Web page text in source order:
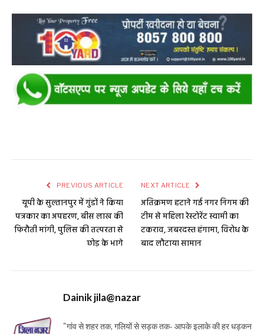
PREVIOUS ARTICLE
यूपी के सुल्तानपुर में गुंडों ने किया
पत्रकार का अपहरण, बीस लाख की
फिरौती मांगी, पुलिस की तत्परता से
छोड़ के भागे
NEXT ARTICLE
अतिक्रमण हटाने गई नगर निगम की
टीम से महिला रेस्टोरेंट स्वामी का
टकराव, जबरदस्त हंगामा, विरोध के
बाद लौटाया सामान
Dainik jila@nazar
"गांव से शहर तक, गलियों से सड़क तक- आपके इलाके की हर धड़कन